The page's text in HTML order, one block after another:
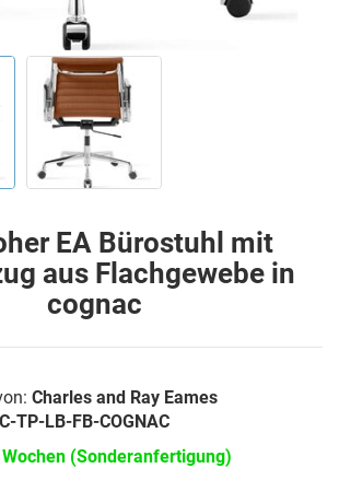
EA Bürostuhl mit
aus Flachgewebe in
cognac
Charles and Ray Eames
TP-LB-FB-COGNAC
(Sonderanfertigung)